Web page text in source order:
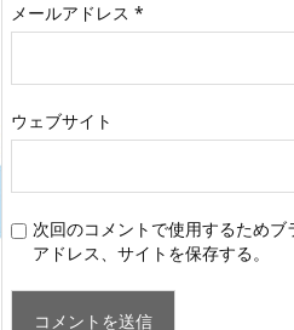
メールアドレス *
ウェブサイト
次回のコメントで使用するため
アドレス、サイトを保存する。